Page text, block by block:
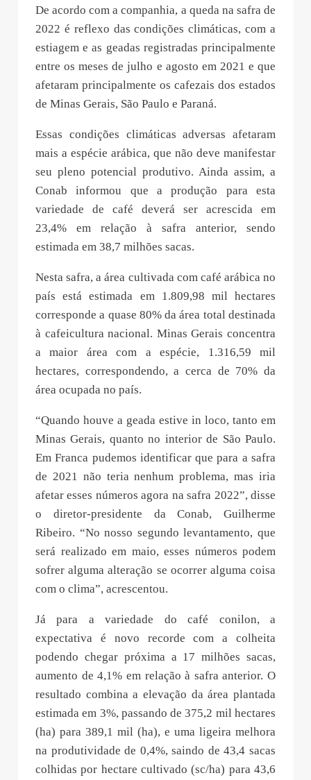
De acordo com a companhia, a queda na safra de
2022 é reflexo das condições climáticas, com a
estiagem e as geadas registradas principalmente
entre os meses de julho e agosto em 2021 e que
afetaram principalmente os cafezais dos estados
de Minas Gerais, São Paulo e Paraná.
Essas condições climáticas adversas afetaram
mais a espécie arábica, que não deve manifestar
seu pleno potencial produtivo. Ainda assim, a
Conab informou que a produção para esta
variedade de café deverá ser acrescida em
23,4% em relação à safra anterior, sendo
estimada em 38,7 milhões sacas.
Nesta safra, a área cultivada com café arábica no
país está estimada em 1.809,98 mil hectares
corresponde a quase 80% da área total destinada
à cafeicultura nacional. Minas Gerais concentra
a maior área com a espécie, 1.316,59 mil
hectares, correspondendo, a cerca de 70% da
área ocupada no país.
“Quando houve a geada estive in loco, tanto em
Minas Gerais, quanto no interior de São Paulo.
Em Franca pudemos identificar que para a safra
de 2021 não teria nenhum problema, mas iria
afetar esses números agora na safra 2022”, disse
o diretor-presidente da Conab, Guilherme
Ribeiro. “No nosso segundo levantamento, que
será realizado em maio, esses números podem
sofrer alguma alteração se ocorrer alguma coisa
com o clima”, acrescentou.
Já para a variedade do café conilon, a
expectativa é novo recorde com a colheita
podendo chegar próxima a 17 milhões sacas,
aumento de 4,1% em relação à safra anterior. O
resultado combina a elevação da área plantada
estimada em 3%, passando de 375,2 mil hectares
(ha) para 389,1 mil (ha), e uma ligeira melhora
na produtividade de 0,4%, saindo de 43,4 sacas
colhidas por hectare cultivado (sc/ha) para 43,6